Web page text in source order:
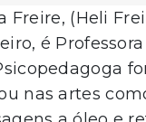
Freire, (Heli
é Professora
nas artes